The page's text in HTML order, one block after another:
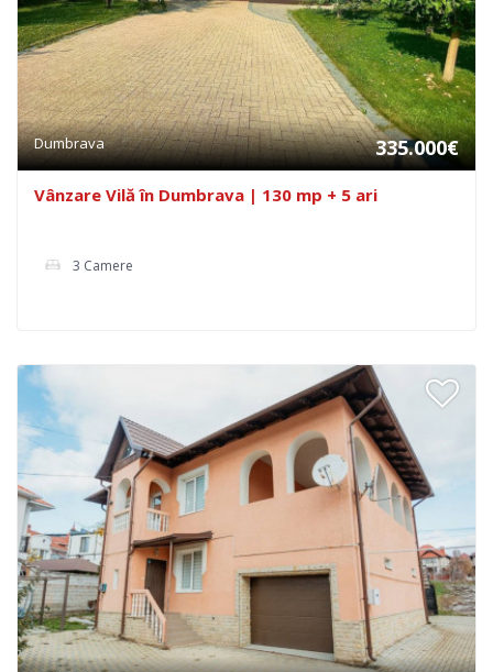
Dumbrava 335.000€
Vânzare Vilă în Dumbrava | 130 mp + 5 ari
3 Camere